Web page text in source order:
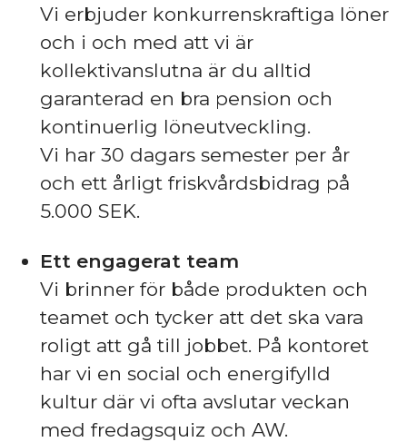
Vi erbjuder konkurrenskraftiga löner
och i och med att vi är
kollektivanslutna är du alltid
garanterad en bra pension och
kontinuerlig löneutveckling.
Vi har 30 dagars semester per år
och ett årligt friskvårdsbidrag på
5.000 SEK.
Ett engagerat team
Vi brinner för både produkten och
teamet och tycker att det ska vara
roligt att gå till jobbet. På kontoret
har vi en social och energifylld
kultur där vi ofta avslutar veckan
med fredagsquiz och AW.